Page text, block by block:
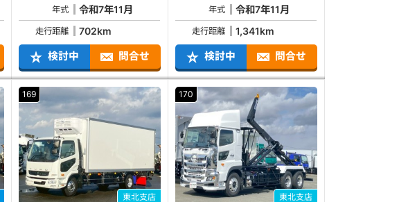
年式 令和7年11月
走行距離 702km
検討中 問合せ
年式 令和7年11月
走行距離 1,341km
検討中 問合せ
169
東北支店
170
東北支店